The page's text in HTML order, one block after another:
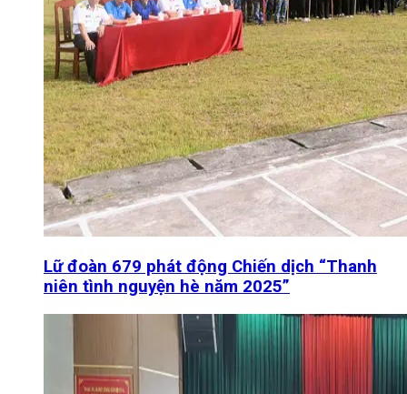
Lữ đoàn 679 phát động Chiến dịch “Thanh
niên tình nguyện hè năm 2025”